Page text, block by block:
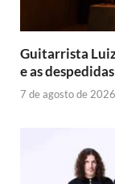
Guitarrista
e as
7 de agosto de 2026